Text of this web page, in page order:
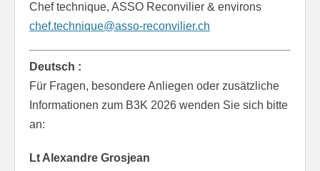
Chef technique, ASSO Reconvilier & environs
chef.technique@asso-reconvilier.ch
Deutsch :
Für Fragen, besondere Anliegen oder zusätzliche
Informationen zum B3K 2026 wenden Sie sich bitte
an:
Lt Alexandre Grosjean